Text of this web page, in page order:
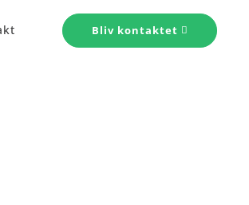
Bliv kontaktet